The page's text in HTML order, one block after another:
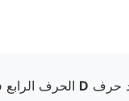
حرف D الحرف الرابع